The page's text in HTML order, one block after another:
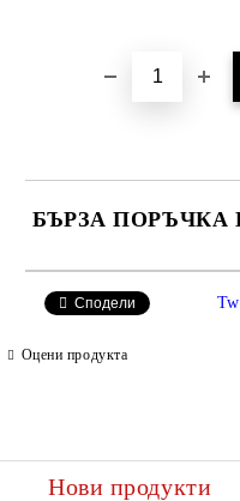
БЪРЗА ПОРЪЧКА
Сподели
Оцени продукта
Нови продукти